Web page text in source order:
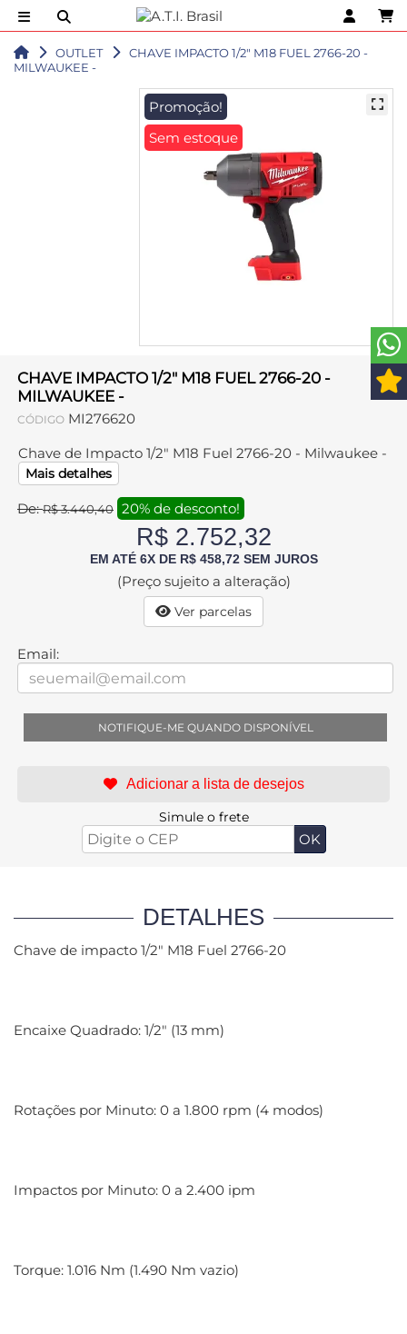
OUTLET
CHAVE IMPACTO 1/2" M18 FUEL 2766-20 -
MILWAUKEE -
Promoção!
Sem estoque
CHAVE IMPACTO 1/2" M18 FUEL 2766-20 -
MILWAUKEE -
CÓDIGO MI276620
Chave de Impacto 1/2" M18 Fuel 2766-20 - Milwaukee -
Mais detalhes
De:R$ 3.440,40 20% de desconto!
R$ 2.752,32
EM ATÉ 6X DE R$ 458,72 SEM JUROS
(Preço sujeito a alteração)
Ver parcelas
Email:
NOTIFIQUE-ME QUANDO DISPONÍVEL
Simule o frete
DETALHES
Chave de impacto 1/2" M18 Fuel 2766-20
Encaixe Quadrado: 1/2" (13 mm)
Rotações por Minuto: 0 a 1.800 rpm (4 modos)
Impactos por Minuto: 0 a 2.400 ipm
Torque: 1.016 Nm (1.490 Nm vazio)